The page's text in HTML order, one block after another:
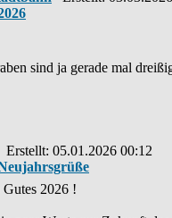
sind ja gerade mal
Erstellt: 05.01.2026 00:12
2026 !